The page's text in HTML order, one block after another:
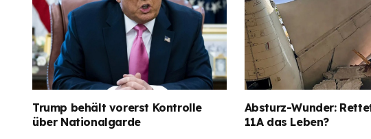
Trump behält vorerst Kontrolle
über Nationalgarde
Absturz-Wunder:
11A das Leben?